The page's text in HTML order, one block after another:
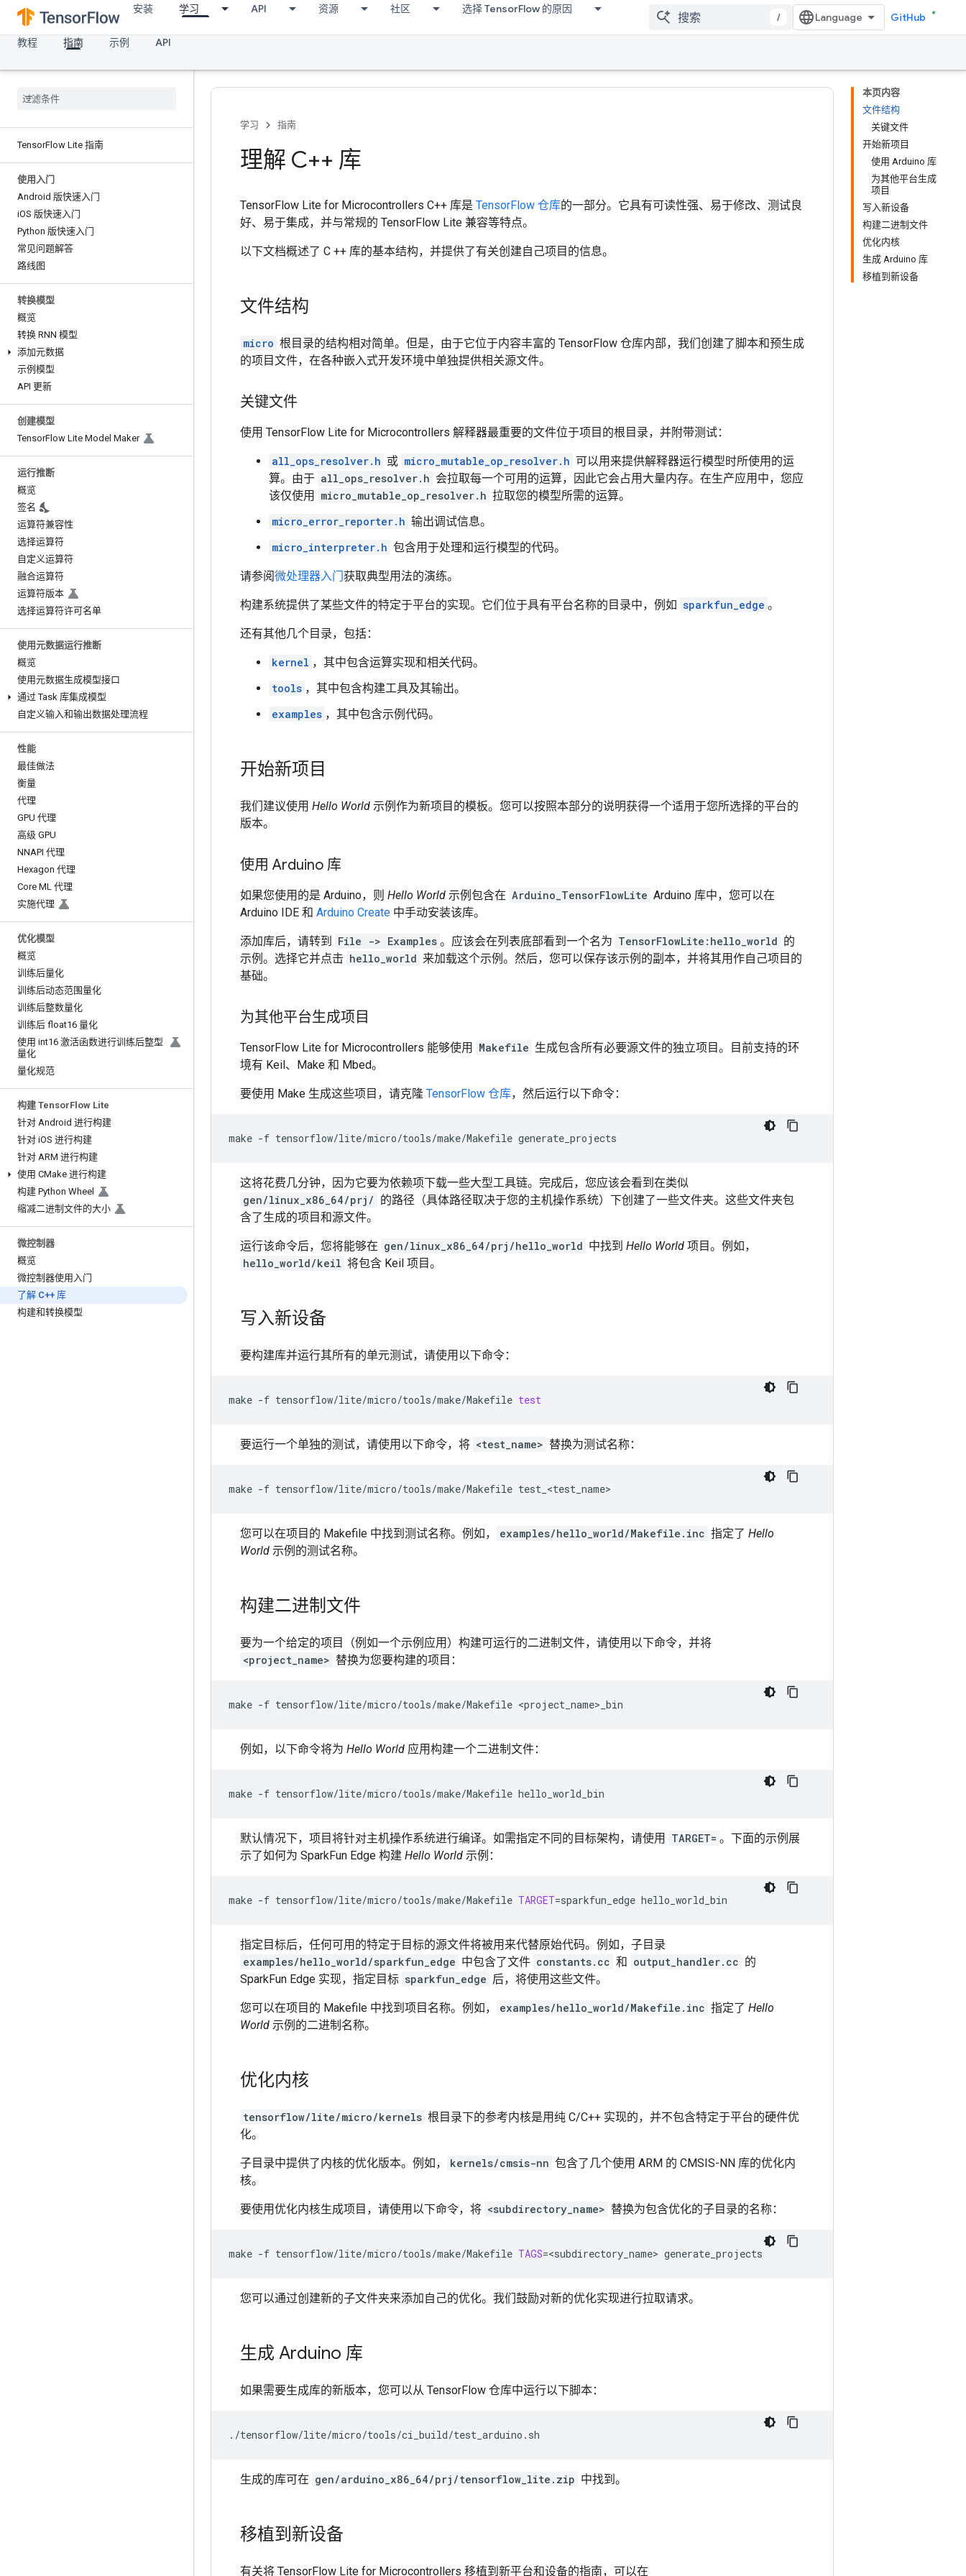
安装 学习 API 资源 社区 选择 TensorFlow 的原因
/
GitHub
教程
指南 示例 API
TensorFlow Lite 指南
使用入门
Android 版快速入门
iOS 版快速入门
Python 版快速入门
常见问题解答
路线图
转换模型
概览
转换 RNN 模型
添加元数据
示例模型
API 更新
创建模型
TensorFlow Lite Model Maker
运行推断
概览
签名
运算符兼容性
选择运算符
自定义运算符
融合运算符
运算符版本
选择运算符许可名单
使用元数据运行推断
概览
使用元数据生成模型接口
通过 Task 库集成模型
自定义输入和输出数据处理流程
性能
最佳做法
衡量
代理
GPU 代理
高级 GPU
NNAPI 代理
Hexagon 代理
Core ML 代理
实施代理
优化模型
概览
训练后量化
训练后动态范围量化
训练后整数量化
训练后 float16 量化
使用 int16 激活函数进行训练后整型
量化
量化规范
构建 TensorFlow Lite
针对 Android 进行构建
针对 iOS 进行构建
针对 ARM 进行构建
使用 CMake 进行构建
构建 Python Wheel
缩减二进制文件的大小
微控制器
概览
微控制器使用入门
了解 C++ 库
构建和转换模型
本页内容
文件结构
关键文件
开始新项目
使用 Arduino 库
为其他平台生成
项目
写入新设备
构建二进制文件
优化内核
生成 Arduino 库
移植到新设备
学习 指南
理解 C++ 库
TensorFlow Lite for Microcontrollers C++ 库是 TensorFlow 仓库的一部分。它具有可读性强、易于修改、测试良
好、易于集成，并与常规的 TensorFlow Lite 兼容等特点。
以下文档概述了 C ++ 库的基本结构，并提供了有关创建自己项目的信息。
文件结构
micro 根目录的结构相对简单。但是，由于它位于内容丰富的 TensorFlow 仓库内部，我们创建了脚本和预生成
的项目文件，在各种嵌入式开发环境中单独提供相关源文件。
关键文件
使用 TensorFlow Lite for Microcontrollers 解释器最重要的文件位于项目的根目录，并附带测试：
all_ops_resolver.h 或 micro_mutable_op_resolver.h 可以用来提供解释器运行模型时所使用的运
算。由于 all_ops_resolver.h 会拉取每一个可用的运算，因此它会占用大量内存。在生产应用中，您应
该仅使用
micro_mutable_op_resolver.h 拉取您的模型所需的运算。
micro_error_reporter.h 输出调试信息。
micro_interpreter.h 包含用于处理和运行模型的代码。
请参阅微处理器入门获取典型用法的演练。
构建系统提供了某些文件的特定于平台的实现。它们位于具有平台名称的目录中，例如 sparkfun_edge 。
还有其他几个目录，包括：
kernel ，其中包含运算实现和相关代码。
tools ，其中包含构建工具及其输出。
examples ，其中包含示例代码。
开始新项目
我们建议使用 Hello World 示例作为新项目的模板。您可以按照本部分的说明获得一个适用于您所选择的平台的
版本。
使用 Arduino 库
如果您使用的是 Arduino，则 Hello World 示例包含在 Arduino_TensorFlowLite Arduino 库中，您可以在
Arduino IDE 和 Arduino Create 中手动安装该库。
添加库后，请转到 File -> Examples 。应该会在列表底部看到一个名为 TensorFlowLite:hello_world 的
示例。选择它并点击 hello_world 来加载这个示例。然后，您可以保存该示例的副本，并将其用作自己项目的
基础。
为其他平台生成项目
TensorFlow Lite for Microcontrollers 能够使用 Makefile 生成包含所有必要源文件的独立项目。目前支持的环
境有 Keil、Make 和 Mbed。
要使用 Make 生成这些项目，请克隆 TensorFlow 仓库，然后运行以下命令：
make -f tensorflow/lite/micro/tools/make/Makefile
这将花费几分钟，因为它要为依赖项下载一些大型工具链。完成后，您应该会看到在类似
gen/linux_x86_64/prj/ 的路径（具体路径取决于您的主机操作系统）下创建了一些文件夹。这些文件夹包
含了生成的项目和源文件。
运行该命令后，您将能够在 gen/linux_x86_64/prj/hello_world 中找到 Hello World 项目。例如，
hello_world/keil 将包含 Keil 项目。
写入新设备
要构建库并运行其所有的单元测试，请使用以下命令：
make -f tensorflow/lite/micro/tools/make/Makefile test
要运行一个单独的测试，请使用以下命令，将 <test_name> 替换为测试名称：
make -f tensorflow/lite/micro/tools/make/Makefile
您可以在项目的 Makefile 中找到测试名称。例如， examples/hello_world/Makefile.inc 指定了 Hello
World 示例的测试名称。
构建二进制文件
要为一个给定的项目（例如一个示例应用）构建可运行的二进制文件，请使用以下命令，并将
<project_name> 替换为您要构建的项目：
make -f tensorflow/lite/micro/tools/make/Makefile
例如，以下命令将为 Hello World 应用构建一个二进制文件：
make -f tensorflow/lite/micro/tools/make/Makefile
默认情况下，项目将针对主机操作系统进行编译。如需指定不同的目标架构，请使用 TARGET= 。下面的示例展
示了如何为 SparkFun Edge 构建 Hello World 示例：
make -f tensorflow/lite/micro/tools/make/Makefile TARGET=sparkfun_edge
指定目标后，任何可用的特定于目标的源文件将被用来代替原始代码。例如，子目录
examples/hello_world/sparkfun_edge 中包含了文件 constants.cc 和 output_handler.cc 的
SparkFun Edge 实现，指定目标 sparkfun_edge 后，将使用这些文件。
您可以在项目的 Makefile 中找到项目名称。例如， examples/hello_world/Makefile.inc 指定了 Hello
World 示例的二进制名称。
优化内核
tensorflow/lite/micro/kernels 根目录下的参考内核是用纯 C/C++ 实现的，并不包含特定于平台的硬件优
化。
子目录中提供了内核的优化版本。例如， kernels/cmsis-nn 包含了几个使用 ARM 的 CMSIS-NN 库的优化内
核。
要使用优化内核生成项目，请使用以下命令，将 <subdirectory_name> 替换为包含优化的子目录的名称：
make -f tensorflow/lite/micro/tools/make/Makefile TAGS=<subdirectory_name>
您可以通过创建新的子文件夹来添加自己的优化。我们鼓励对新的优化实现进行拉取请求。
生成 Arduino 库
如果需要生成库的新版本，您可以从 TensorFlow 仓库中运行以下脚本：
生成的库可在 gen/arduino_x86_64/prj/tensorflow_lite.zip 中找到。
移植到新设备
有关将 TensorFlow Lite for Microcontrollers 移植到新平台和设备的指南，可以在